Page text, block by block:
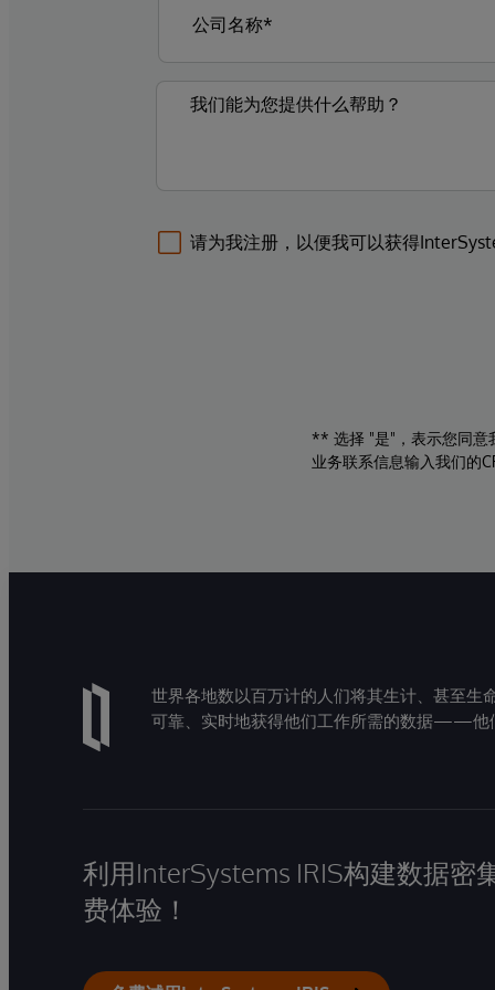
请为我注册，以便我可以获得
** 选择 "是"，表示您同意
业务联系信息输入我们的
世界各地数以百万计的人们将其生计、甚至生
可靠、实时地获得他们工作所需的数据——他
利用InterSystems IRIS构建数据密
费体验！